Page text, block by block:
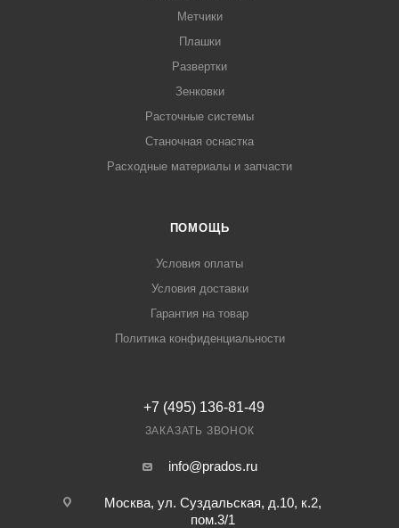
Метчики
Плашки
Развертки
Зенковки
Расточные системы
Станочная оснастка
Расходные материалы и запчасти
ПОМОЩЬ
Условия оплаты
Условия доставки
Гарантия на товар
Политика конфиденциальности
+7 (495) 136-81-49
ЗАКАЗАТЬ ЗВОНОК
info@prados.ru
Москва, ул. Суздальская, д.10, к.2,
пом.3/1